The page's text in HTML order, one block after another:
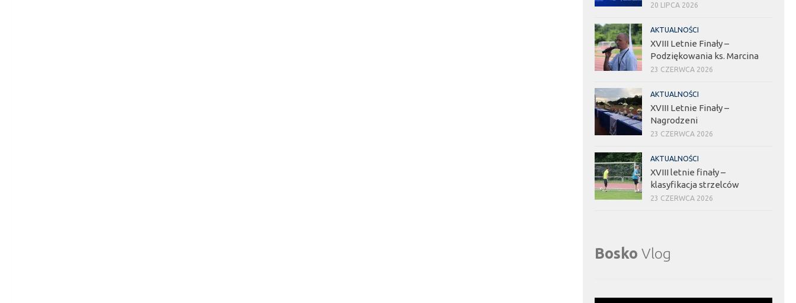
20 LIPCA 2026
AKTUALNOŚCI
XVIII Letnie Finały –
Podziękowania ks. Marcina
23 CZERWCA 2026
AKTUALNOŚCI
XVIII Letnie Finały –
Nagrodzeni
23 CZERWCA 2026
AKTUALNOŚCI
XVIII letnie finały –
klasyfikacja strzelców
23 CZERWCA 2026
Bosko Vlog